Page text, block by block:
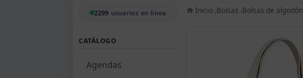
2299 usuarios en línea
CATÁLOGO
Agendas
Inicio Bolsas Bolsas de algodón